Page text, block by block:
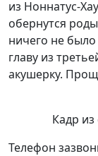
из Ноннатус-
обернутся
ничего не
главу из
акушерку.
Кадр
Телефон